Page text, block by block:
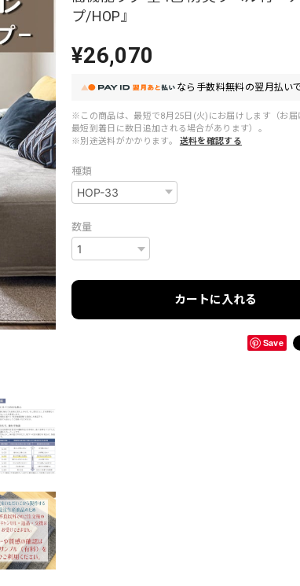
プ/HOP』
¥26,070
なら 手数料無料の翌月払い
※この商品は、最短で8月25日(火)にお届けします（お届
最短到着日に数日追加される場合があります）。
※別途送料がかかります。
送料を確認する
種類
数量
カートに入れる
Save